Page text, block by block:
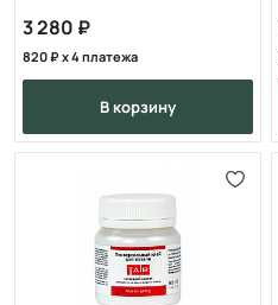
3 280
820 x 4 платежа
в корзину